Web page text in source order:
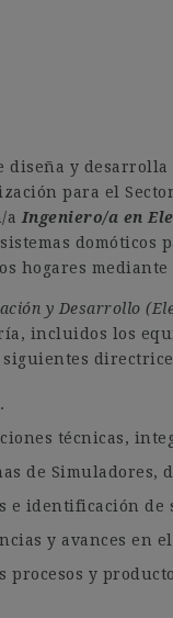
y desarrolla
para el
a Ingeniero/a en
domóticos
hogares
y Desarrollo
incluidos los
técnicas,
de Simuladores,
e identificación de
y avances en
procesos y